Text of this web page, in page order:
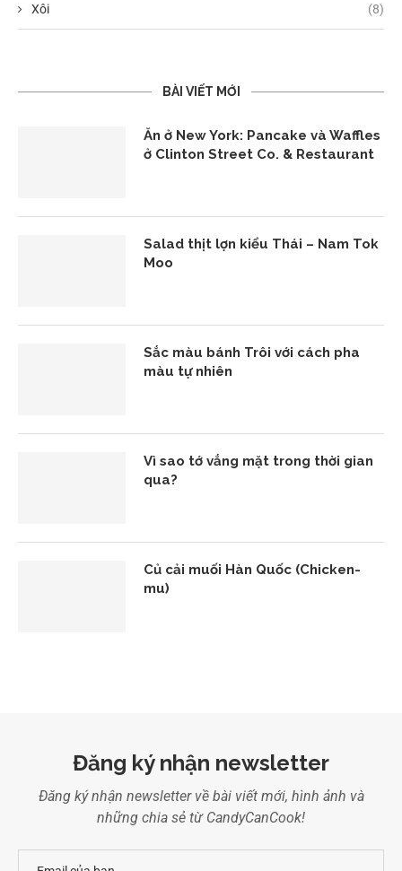
Xôi (8)
BÀI VIẾT MỚI
Ăn ở New York: Pancake và Waffles
ở Clinton Street Co. & Restaurant
Salad thịt lợn kiểu Thái – Nam Tok
Moo
Sắc màu bánh Trôi với cách pha
màu tự nhiên
Vì sao tớ vắng mặt trong thời gian
qua?
Củ cải muối Hàn Quốc (Chicken-
mu)
Đăng ký nhận newsletter
Đăng ký nhận newsletter về bài viết mới, hình ảnh và
những chia sẻ từ CandyCanCook!